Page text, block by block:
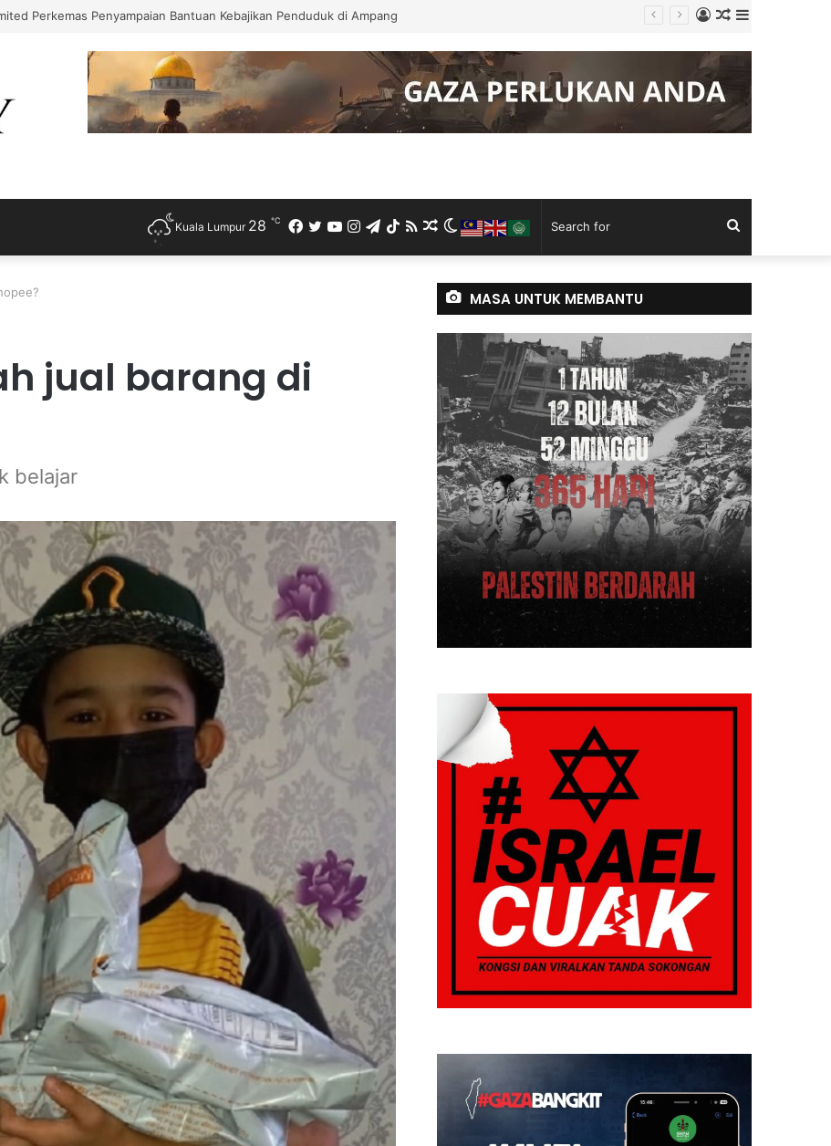
Perkemas Penyampaian Bantuan Kebajikan Penduduk di Ampang
Random
Article
Log
In
for
Switch
skin
Random
Article
RSS
TikTok
Telegram
Instagram
YouTube
Twitter
Facebook
Kuala Lumpur 28 ℃
jual barang di
belajar
MASA UNTUK MEMBANTU